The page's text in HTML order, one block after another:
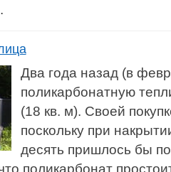
Два года назад (в
поликарбонатную
(18 кв. м). Своей
поскольку при
десять пришлось бы
поликарбонат